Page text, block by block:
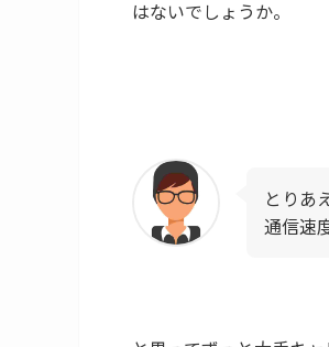
はないでしょうか。
とりあ
通信速